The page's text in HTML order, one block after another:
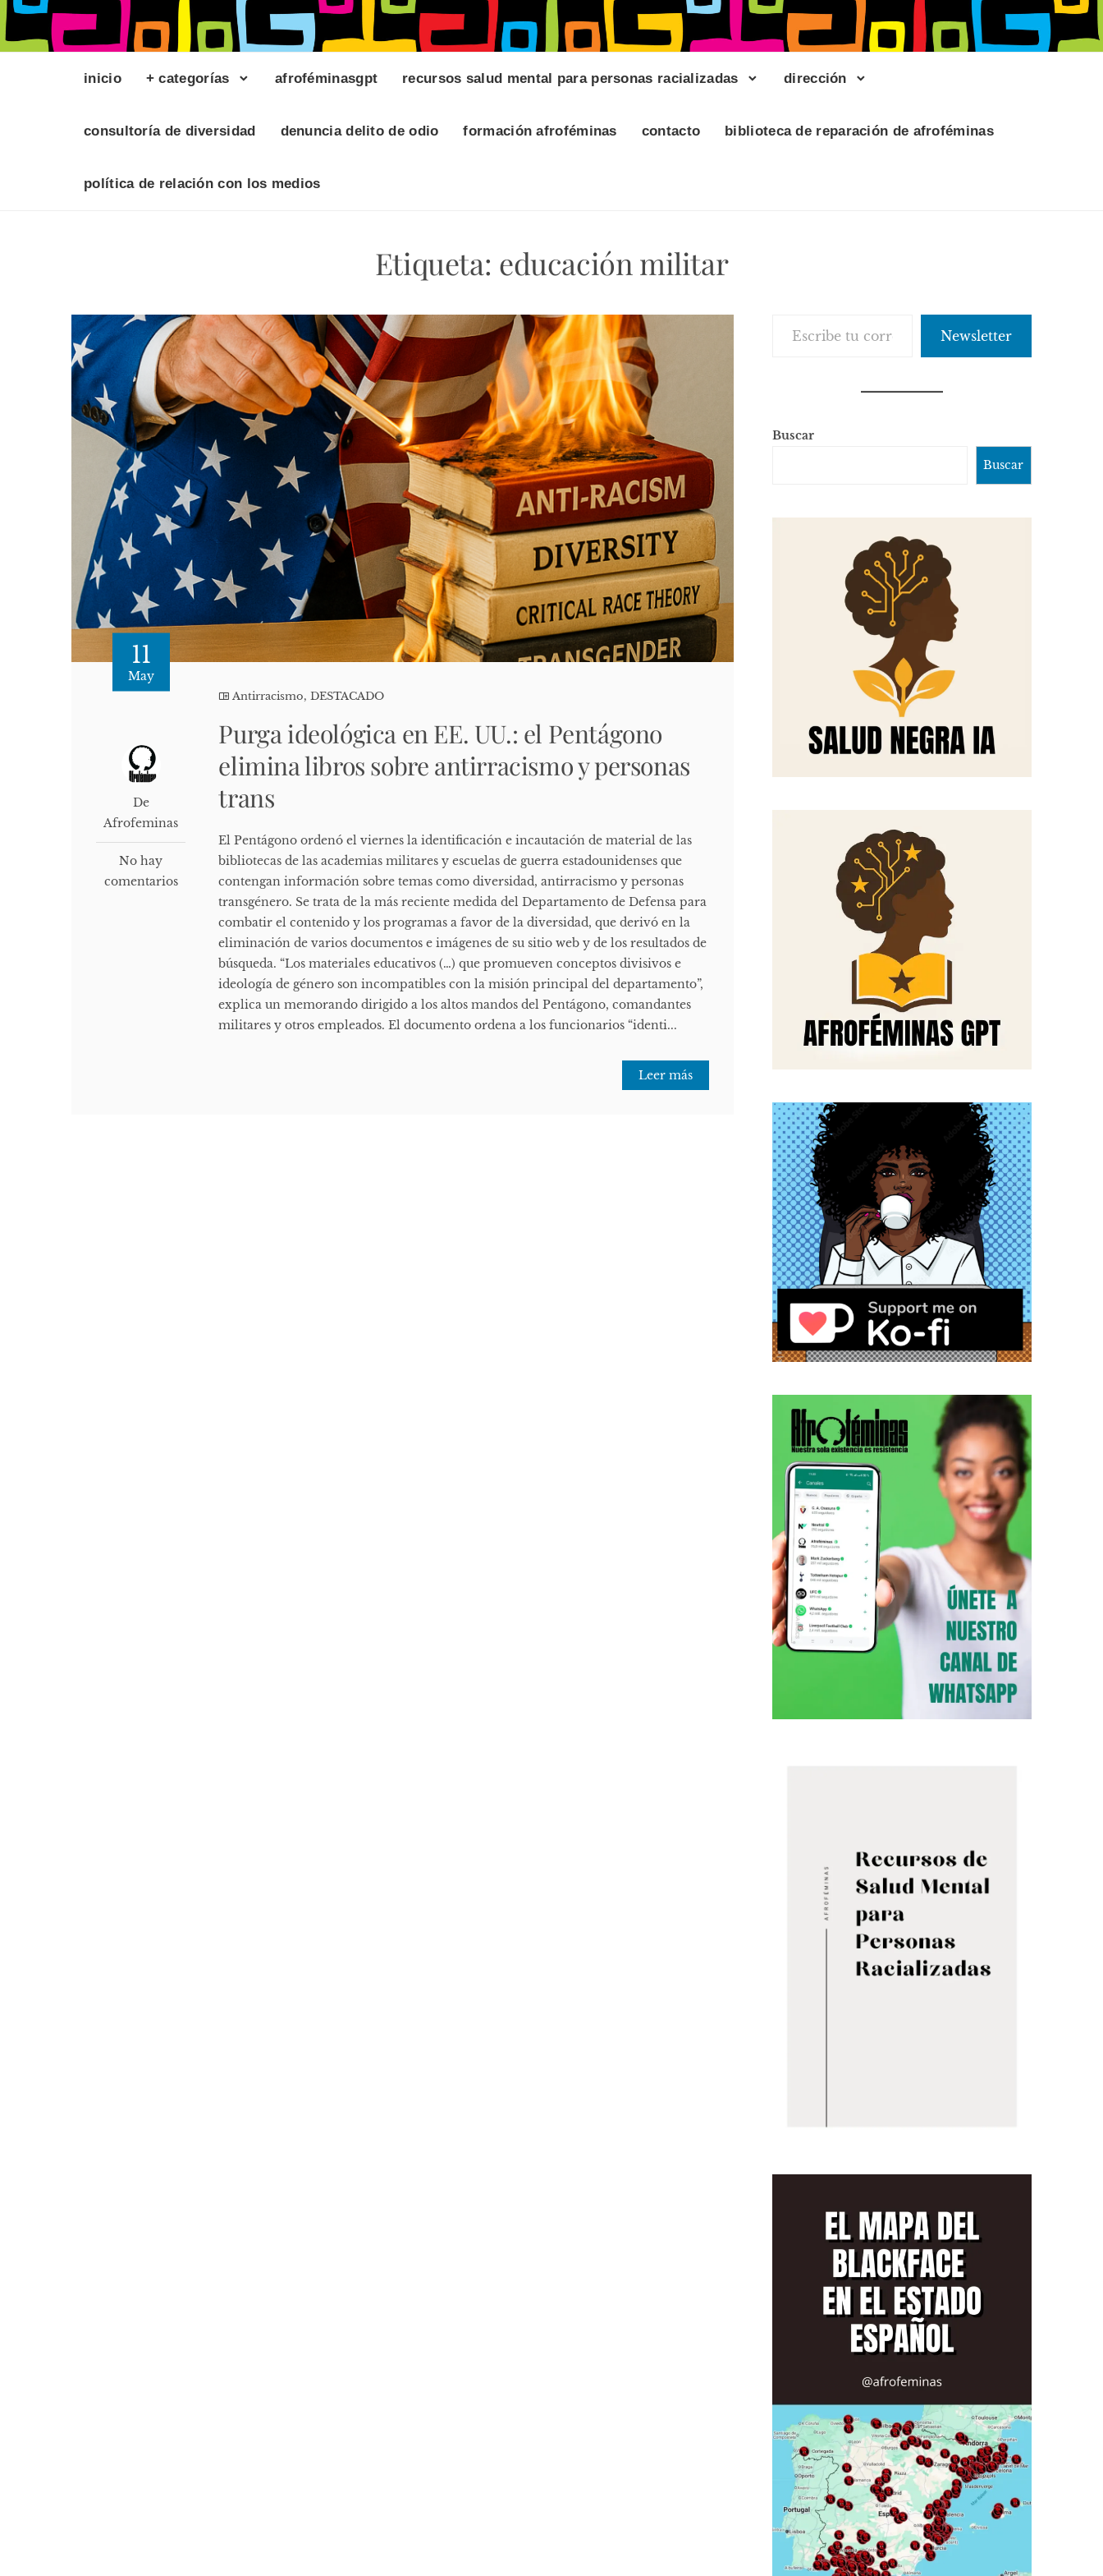
inicio + categorías afroféminasgpt recursos salud mental para personas racializadas dirección
consultoría de diversidad denuncia delito de odio formación afroféminas contacto biblioteca de reparación de afroféminas
política de relación con los medios
Etiqueta: educación militar
11
May
De
Afrofeminas
No hay
comentarios
Antirracismo,DESTACADO
Purga ideológica en EE. UU.: el Pentágono
elimina libros sobre antirracismo y personas
trans
El Pentágono ordenó el viernes la identificación e incautación de material de las
bibliotecas de las academias militares y escuelas de guerra estadounidenses que
contengan información sobre temas como diversidad, antirracismo y personas
transgénero. Se trata de la más reciente medida del Departamento de Defensa para
combatir el contenido y los programas a favor de la diversidad, que derivó en la
eliminación de varios documentos e imágenes de su sitio web y de los resultados de
búsqueda. “Los materiales educativos (…) que promueven conceptos divisivos e
ideología de género son incompatibles con la misión principal del departamento”,
explica un memorando dirigido a los altos mandos del Pentágono, comandantes
militares y otros empleados. El documento ordena a los funcionarios “identi...
Leer más
Newsletter
Buscar
Buscar